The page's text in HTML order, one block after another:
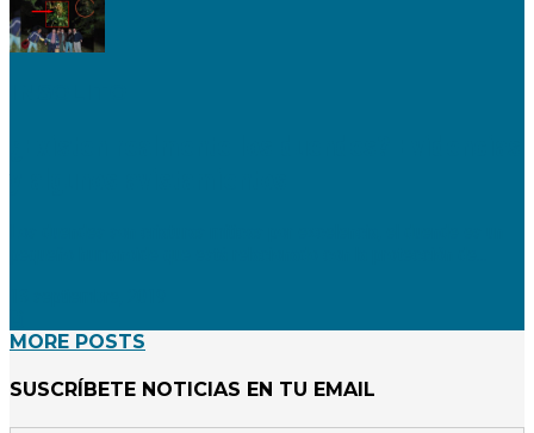
MORE POSTS
SUSCRÍBETE NOTICIAS EN TU EMAIL